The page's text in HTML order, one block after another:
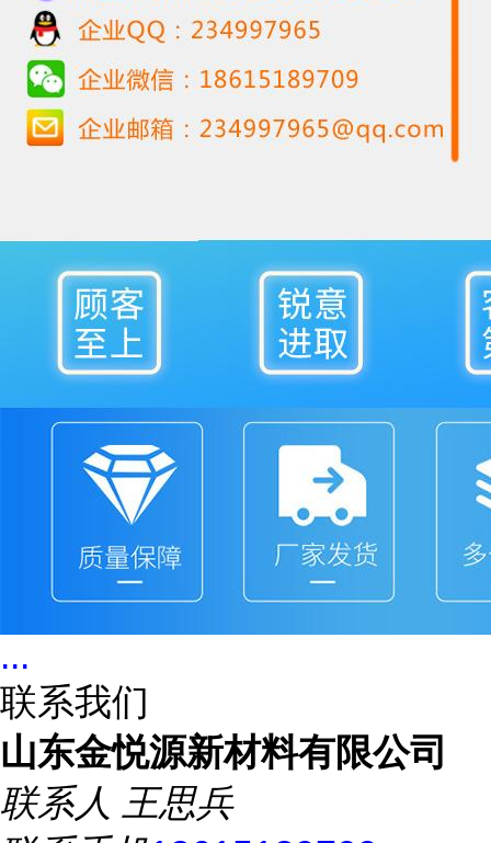
...
联系我们
山东金悦源新材料有限公司
联系人 王思兵